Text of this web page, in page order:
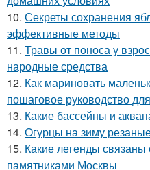
10. Секреты сохранения
эффективные методы
11. Травы от поноса у
народные средства
12. Как мариновать
пошаговое руководство
13. Какие бассейны и
14. Огурцы на зиму
15. Какие легенды связаны
памятниками Москвы